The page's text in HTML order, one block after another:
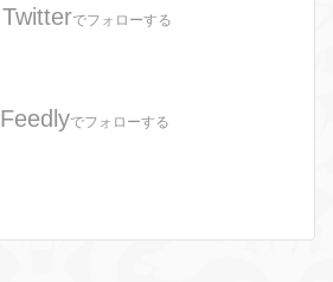
Twitterでフォローする
Feedlyでフォローする